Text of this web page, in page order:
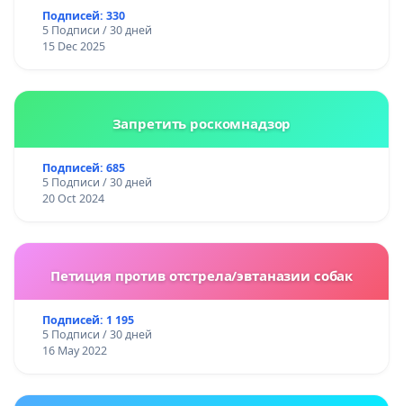
Подписей: 330
5 Подписи / 30 дней
15 Dec 2025
Запретить роскомнадзор
Подписей: 685
5 Подписи / 30 дней
20 Oct 2024
Петиция против отстрела/эвтаназии собак
Подписей: 1 195
5 Подписи / 30 дней
16 May 2022